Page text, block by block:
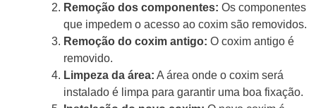
Remoção dos componentes: Os componentes
que impedem o acesso ao coxim são removidos.
Remoção do coxim antigo: O coxim antigo é
removido.
Limpeza da área: A área onde o coxim será
instalado é limpa para garantir uma boa fixação.